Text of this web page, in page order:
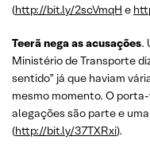
(http://bit.ly/2scVmqH e
Teerã nega as acusações.
Ministério de Transporte
sentido” já que haviam
mesmo momento. O
alegações são parte e
(http://bit.ly/37TXRxi).